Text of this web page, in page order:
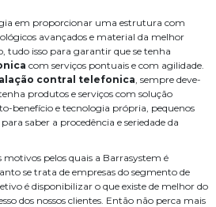
em proporcionar uma estrutura com
avançados e material da melhor
tudo isso para garantir que se tenha
com serviços pontuais e com agilidade.
contral telefonica , sempre deve-
produtos e serviços com solução
benefício e tecnologia própria, pequenos
saber a procedência e seriedade da
motivos pelos quais a Barrasystem é
se trata de empresas do segmento de
é disponibilizar o que existe de melhor do
dos nossos clientes. Então não perca mais